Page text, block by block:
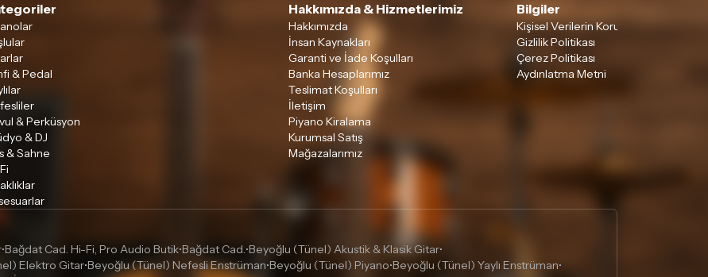
& Pedal
& Perküsyon
& DJ
& Sahne
Hakkımızda & Hizmetlerimiz
Hakkımızda
İnsan Kaynakları
Garanti ve İade Koşulları
Banka Hesaplarımız
Teslimat Koşulları
İletişim
Piyano Kiralama
Kurumsal Satış
Mağazalarımız
Bilgiler
Kişisel Verilerin Korunması
Gizlilik Politikası
Çerez Politikası
Aydınlatma Metni
•Bağdat Cad. Hi-Fi, Pro Audio Butik•Bağdat Cad.•Beyoğlu (Tünel) Akustik & Klasik Gitar•
Elektro Gitar•Beyoğlu (Tünel) Nefesli Enstrüman•Beyoğlu (Tünel) Piyano•Beyoğlu (Tünel) Yaylı Enstrüman•